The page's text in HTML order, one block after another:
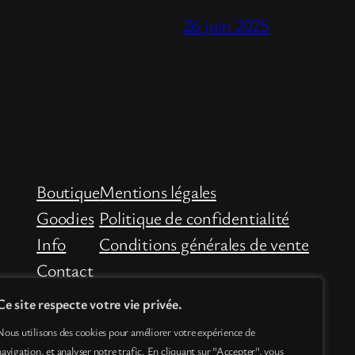
site respecte votre vie privée.
utilisons des cookies pour améliorer votre expérience de
et analyser notre trafic. En cliquant sur "Accepter", vous
26 juin 2025
Boutique
Goodies
Info
Contact
Mentions légales
Politique de confidentialité
Conditions générales de vente